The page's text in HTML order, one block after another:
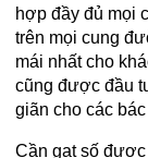
hợp đầy đủ mọi
trên mọi cung
mái nhất cho
cũng được đầu
giãn cho các bác
Cần gạt số